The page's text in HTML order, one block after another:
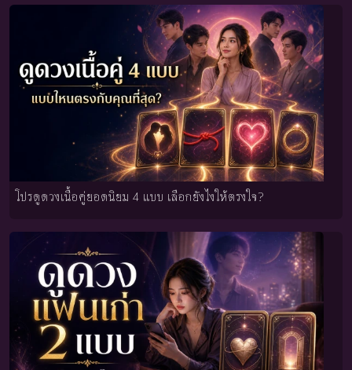
โปรดูดวงเนื้อคู่ยอดนิยม 4 แบบ เลือกยังไงให้ตรงใจ?